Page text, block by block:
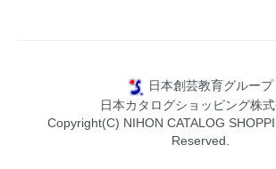
日本創芸教育グループ
日本カタログショッピング株
Copyright(C) NIHON CATALOG
Reserved.